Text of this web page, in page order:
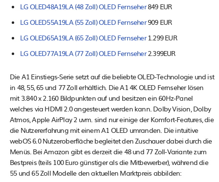
LG OLED48A19LA (48 Zoll) OLED Fernseher849 EUR
LG OLED55A19LA (55 Zoll) OLED Fernseher909 EUR
LG OLED65A19LA (65 Zoll) OLED Fernseher1.299 EUR
LG OLED77A19LA (77 Zoll) OLED Fernseher2.399EUR
Die A1 Einstiegs-Serie setzt auf die beliebte OLED-Technologie und ist
in 48, 55, 65 und 77 Zoll erhältlich. Die A1 4K OLED Fernseher lösen
mit 3.840 x 2.160 Bildpunkten auf und besitzen ein 60Hz-Panel
welches via HDMI 2.0 angesteuert werden kann. Dolby Vision, Dolby
Atmos, Apple AirPlay 2 uvm. sind nur einige der Komfort-Features, die
die Nutzererfahrung mit einem A1 OLED umranden. Die intuitive
webOS 6.0 Nutzeroberfläche begleitet den Zuschauer dabei durch die
Menüs. Bei Amazon gibt es derzeit die 48 und 77 Zoll-Variante zum
Bestpreis (teils 100 Euro günstiger als die Mitbewerber), während die
55 und 65 Zoll Modelle den aktuellen Marktpreis abbilden: